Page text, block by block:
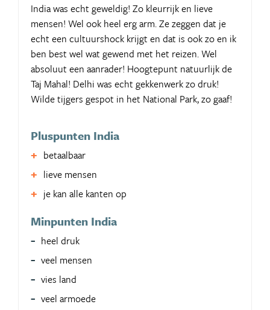
India was echt geweldig! Zo kleurrijk en lieve
mensen! Wel ook heel erg arm. Ze zeggen dat je
echt een cultuurshock krijgt en dat is ook zo en ik
ben best wel wat gewend met het reizen. Wel
absoluut een aanrader! Hoogtepunt natuurlijk de
Taj Mahal! Delhi was echt gekkenwerk zo druk!
Wilde tijgers gespot in het National Park, zo gaaf!
Pluspunten India
betaalbaar
lieve mensen
je kan alle kanten op
Minpunten India
heel druk
veel mensen
vies land
veel armoede